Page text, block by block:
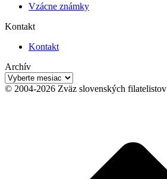
Vzácne známky
Kontakt
Kontakt
Archív
Archív
© 2004-2026 Zväz slovenských filatelistov